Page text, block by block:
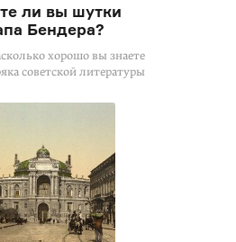
ли вы шутки
Бендера?
хорошо вы знаете
советской литературы